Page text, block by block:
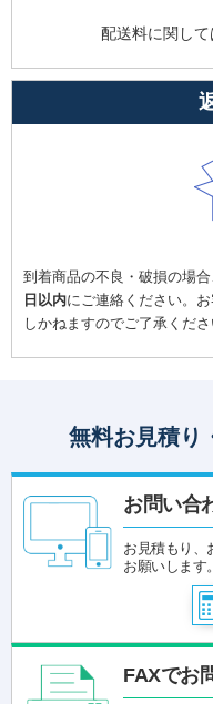
配送料に関して
到着商品の不良・破損の場合
日以内にご連絡ください。
しかねますのでご了承くださ
無料お見積り
お問い合
お見積もり、
お願いします。
FAXでお